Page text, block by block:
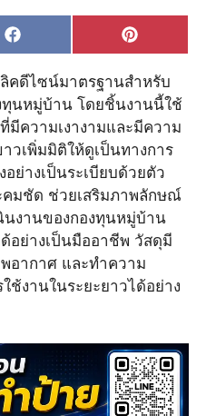
Share
on
F
a
c
e
b
o
k
Share
on
P
i
t
e
r
e
s
t
คดีไซน์มาตรฐานสำหรับ
ทุนหมู่บ้าน โดยชิ้นงานนี้ใช้
มีความเงางามและมีความ
วเพิ่มมิติให้ดูเป็นทางการ
ย่างเป็นระเบียบด้วยตัว
มชัด ช่วยเสริมภาพลักษณ์
นงานของกองทุนหมู่บ้าน
อย่างเป็นมืออาชีพ วัสดุมี
อากาศ และทำความ
ช้งานในระยะยาวได้อย่าง